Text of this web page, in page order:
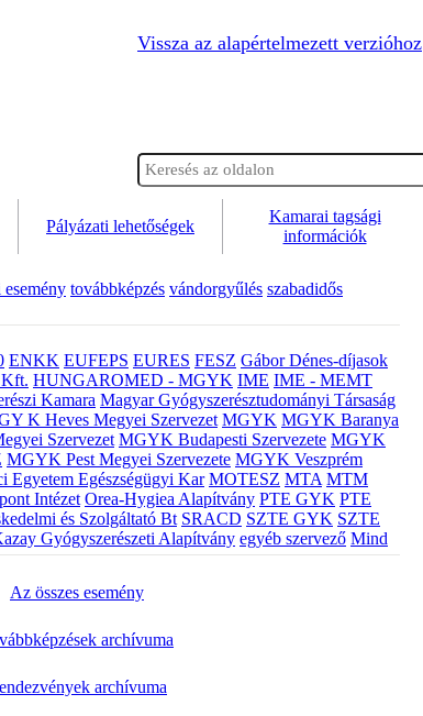
Vissza az alapértelmezett verzióhoz
Pályázati lehetőségek
Kamarai tagsági
információk
esemény továbbképzés vándorgyűlés szabadidős
ENKK EUFEPS EURES FESZ Gábor Dénes-díjasok
Kft. HUNGAROMED - MGYK IME IME - MEMT
Kamara Magyar Gyógyszerésztudományi Társaság
K Heves Megyei Szervezet MGYK MGYK Baranya
Szervezet MGYK Budapesti Szervezete MGYK
MGYK Pest Megyei Szervezete MGYK Veszprém
Egyetem Egészségügyi Kar MOTESZ MTA MTM
Intézet Orea-Hygiea Alapítvány PTE GYK PTE
és Szolgáltató Bt SRACD SZTE GYK SZTE
Gyógyszerészeti Alapítvány egyéb szervező Mind
Az összes esemény
archívuma
archívuma